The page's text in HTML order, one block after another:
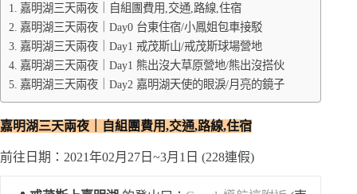
嘉明湖三天兩夜｜自組團費用,交通,路線,住宿
嘉明湖三天兩夜｜Day0 台東住宿/小鳳姐包車接駁
嘉明湖三天兩夜｜Day1 戒茂斯山/戒茂斯球場營地
嘉明湖三天兩夜｜Day1 熊出沒大草原營地/熊出沒搭伙
嘉明湖三天兩夜｜Day2 嘉明湖天使的眼淚/月亮的鏡子
嘉明湖三天兩夜｜自組團費用,交通,路線,住宿
前往日期：2021年02月27日~3月1日 (228連假)